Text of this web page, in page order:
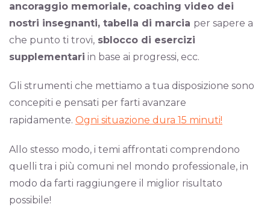
ancoraggio memoriale, coaching video dei
nostri insegnanti, tabella di marcia per sapere a
che punto ti trovi, sblocco di esercizi
supplementari in base ai progressi, ecc.
Gli strumenti che mettiamo a tua disposizione sono
concepiti e pensati per farti avanzare
rapidamente. Ogni situazione dura 15 minuti!
Allo stesso modo, i temi affrontati comprendono
quelli tra i più comuni nel mondo professionale, in
modo da farti raggiungere il miglior risultato
possibile!